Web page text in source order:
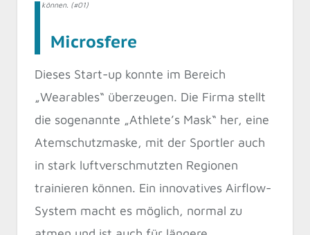
können. (#01)
Microsfere
Dieses Start-up konnte im Bereich
„Wearables“ überzeugen. Die Firma stellt
die sogenannte „Athlete’s Mask“ her, eine
Atemschutzmaske, mit der Sportler auch
in stark luftverschmutzten Regionen
trainieren können. Ein innovatives Airflow-
System macht es möglich, normal zu